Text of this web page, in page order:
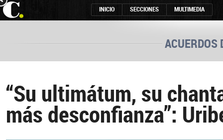
INICIO SECCIONES MULTIMEDIA
ACUERDOS
“Su ultimátum, su
más desconfianza”: